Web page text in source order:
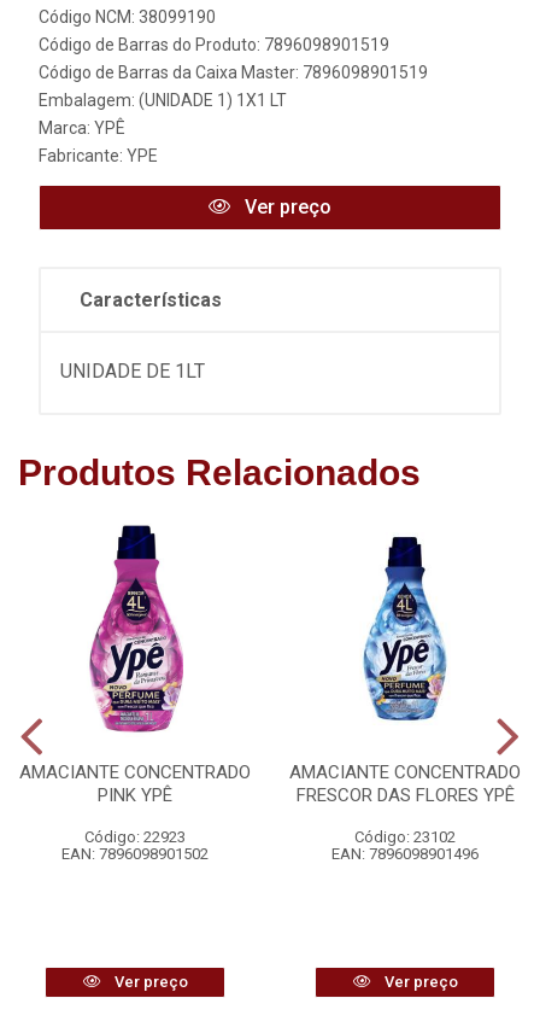
Código NCM: 38099190
Código de Barras do Produto: 7896098901519
Código de Barras da Caixa Master: 7896098901519
Embalagem: (UNIDADE 1) 1X1 LT
Marca: YPÊ
Fabricante: YPE
Ver preço
Características
UNIDADE DE 1LT
Produtos Relacionados
AMACIANTE CONCENTRADO
PINK YPÊ
Código: 22923
EAN: 7896098901502
Ver preço
AMACIANTE CONCENTRADO
FRESCOR DAS FLORES YPÊ
Código: 23102
EAN: 7896098901496
Ver preço